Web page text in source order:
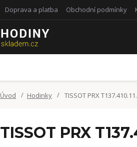
Doprava a platba Obchodní podmínky
Úvod Hodinky TISSOT PRX
TISSOT PRX